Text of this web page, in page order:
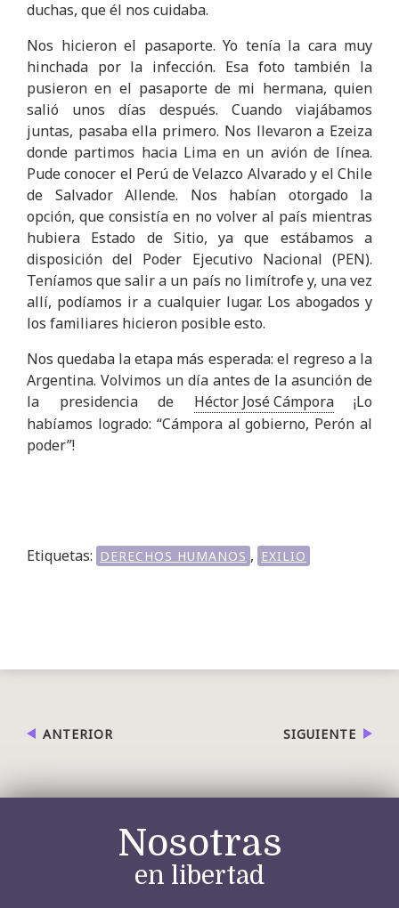
duchas, que él nos cuidaba.
Nos hicieron el pasaporte. Yo tenía la cara muy
hinchada por la infección. Esa foto también la
pusieron en el pasaporte de mi hermana, quien
salió unos días después. Cuando viajábamos
juntas, pasaba ella primero. Nos llevaron a Ezeiza
donde partimos hacia Lima en un avión de línea.
Pude conocer el Perú de Velazco Alvarado y el Chile
de Salvador Allende. Nos habían otorgado la
opción, que consistía en no volver al país mientras
hubiera Estado de Sitio, ya que estábamos a
disposición del Poder Ejecutivo Nacional (PEN).
Teníamos que salir a un país no limítrofe y, una vez
allí, podíamos ir a cualquier lugar. Los abogados y
los familiares hicieron posible esto.
Nos quedaba la etapa más esperada: el regreso a la
Argentina. Volvimos un día antes de la asunción de
la presidencia de Héctor José Cámpora¡Lo
habíamos logrado: “Cámpora al gobierno, Perón al
poder”!
Etiquetas: DERECHOS HUMANOS , EXILIO
ANTERIOR SIGUIENTE
Nosotras
en libertad